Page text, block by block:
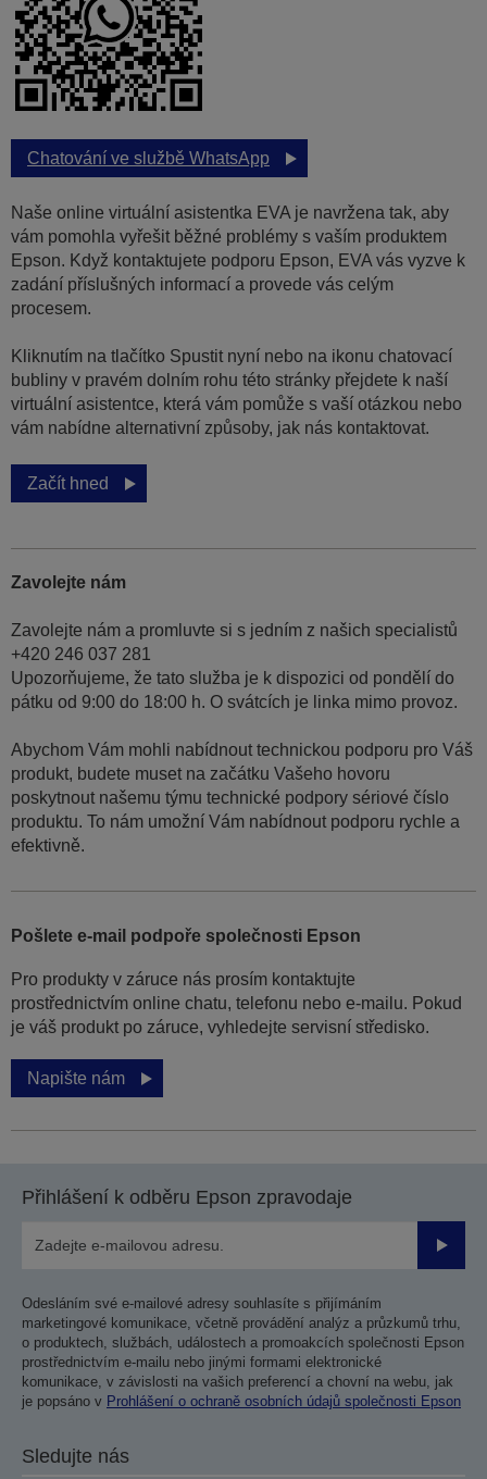
Chatování ve službě WhatsApp
Naše online virtuální asistentka EVA je navržena tak, aby
vám pomohla vyřešit běžné problémy s vaším produktem
Epson. Když kontaktujete podporu Epson, EVA vás vyzve k
zadání příslušných informací a provede vás celým
procesem.
Kliknutím na tlačítko Spustit nyní nebo na ikonu chatovací
bubliny v pravém dolním rohu této stránky přejdete k naší
virtuální asistentce, která vám pomůže s vaší otázkou nebo
vám nabídne alternativní způsoby, jak nás kontaktovat.
Začít hned
Zavolejte nám
Zavolejte nám a promluvte si s jedním z našich specialistů
+420 246 037 281
Upozorňujeme, že tato služba je k dispozici od pondělí do
pátku od 9:00 do 18:00 h. O svátcích je linka mimo provoz.
Abychom Vám mohli nabídnout technickou podporu pro Váš
produkt, budete muset na začátku Vašeho hovoru
poskytnout našemu týmu technické podpory sériové číslo
produktu. To nám umožní Vám nabídnout podporu rychle a
efektivně.
Pošlete e-mail podpoře společnosti Epson
Pro produkty v záruce nás prosím kontaktujte
prostřednictvím online chatu, telefonu nebo e-mailu. Pokud
je váš produkt po záruce, vyhledejte servisní středisko.
Napište nám
Přihlášení k odběru Epson zpravodaje
Odesláním své e-mailové adresy souhlasíte s přijímáním
marketingové komunikace, včetně provádění analýz a průzkumů trhu,
o produktech, službách, událostech a promoakcích společnosti Epson
prostřednictvím e-mailu nebo jinými formami elektronické
komunikace, v závislosti na vašich preferencí a chovní na webu, jak
je popsáno v Prohlášení o ochraně osobních údajů společnosti Epson
Sledujte nás